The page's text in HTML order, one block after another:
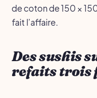
de coton de 150 ×
fait l’affaire.
Des sushis
refaits trois